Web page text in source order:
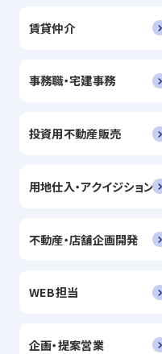
賃貸仲介
事務職・宅建事務
投資用不動産販売
用地仕入・アクイジション
不動産・店舗企画開発
WEB担当
企画・提案営業